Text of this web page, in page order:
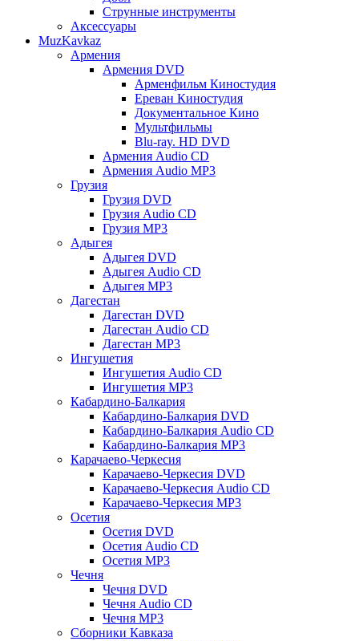
Струнные инструменты
Аксессуары
MuzKavkaz
Армения
Армения DVD
Арменфильм Киностудия
Ереван Киностудия
Документальное Кино
Мультфильмы
Blu-ray. HD DVD
Армения Audio CD
Армения Audio MP3
Грузия
Грузия DVD
Грузия Audio CD
Грузия MP3
Адыгея
Адыгея DVD
Адыгея Audio CD
Адыгея MP3
Дагестан
Дагестан DVD
Дагестан Audio CD
Дагестан MP3
Ингушетия
Ингушетия Audio CD
Ингушетия MP3
Кабардино-Балкария
Кабардино-Балкария DVD
Кабардино-Балкария Audio CD
Кабардино-Балкария MP3
Карачаево-Черкесия
Карачаево-Черкесия DVD
Карачаево-Черкесия Audio CD
Карачаево-Черкесия MP3
Осетия
Осетия DVD
Осетия Audio CD
Осетия MP3
Чечня
Чечня DVD
Чечня Audio CD
Чечня MP3
Сборники Кавказа